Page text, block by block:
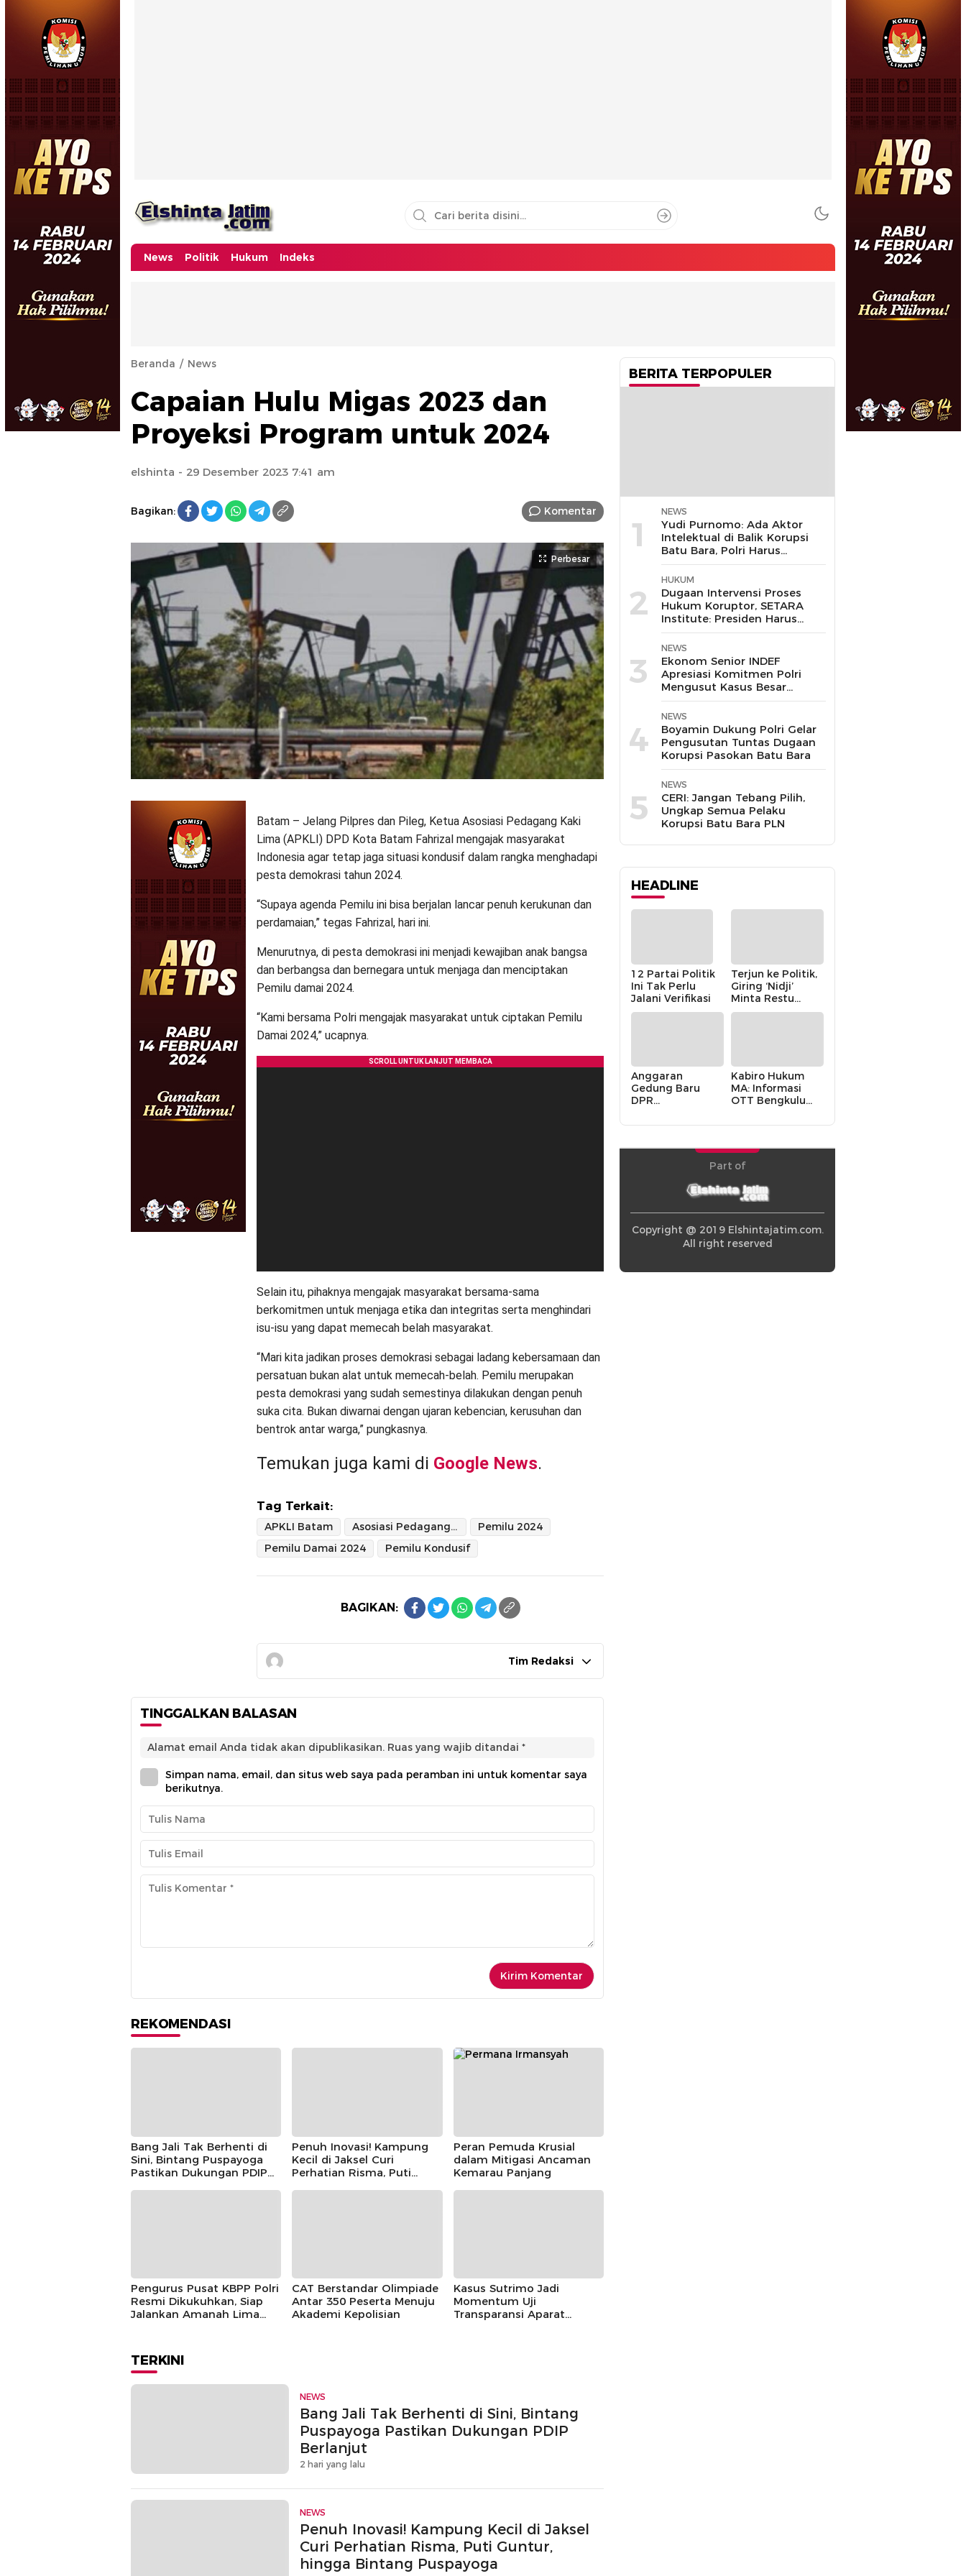
News Politik Hukum Indeks
Beranda News
Capaian Hulu Migas 2023 dan
Proyeksi Program untuk 2024
elshinta - 29 Desember 2023 7:41 am
Bagikan: Komentar
Perbesar
Batam – Jelang Pilpres dan Pileg, Ketua Asosiasi Pedagang Kaki
Lima (APKLI) DPD Kota Batam Fahrizal mengajak masyarakat
Indonesia agar tetap jaga situasi kondusif dalam rangka menghadapi
pesta demokrasi tahun 2024.
“Supaya agenda Pemilu ini bisa berjalan lancar penuh kerukunan dan
perdamaian,” tegas Fahrizal, hari ini.
Menurutnya, di pesta demokrasi ini menjadi kewajiban anak bangsa
dan berbangsa dan bernegara untuk menjaga dan menciptakan
Pemilu damai 2024.
“Kami bersama Polri mengajak masyarakat untuk ciptakan Pemilu
Damai 2024,” ucapnya.
Selain itu, pihaknya mengajak masyarakat bersama-sama
berkomitmen untuk menjaga etika dan integritas serta menghindari
isu-isu yang dapat memecah belah masyarakat.
“Mari kita jadikan proses demokrasi sebagai ladang kebersamaan dan
persatuan bukan alat untuk memecah-belah. Pemilu merupakan
pesta demokrasi yang sudah semestinya dilakukan dengan penuh
suka cita. Bukan diwarnai dengan ujaran kebencian, kerusuhan dan
bentrok antar warga,” pungkasnya.
Temukan juga kami di Google News.
Tag Terkait:
APKLI Batam Asosiasi Pedagang Kaki Lima
Pemilu 2024
Pemilu Damai 2024
Pemilu Kondusif
BAGIKAN:
Tim Redaksi
TINGGALKAN BALASAN
Alamat email Anda tidak akan dipublikasikan. Ruas yang wajib ditandai *
Simpan nama, email, dan situs web saya pada peramban ini untuk komentar saya
berikutnya.
REKOMENDASI
Bang Jali Tak Berhenti di
Sini, Bintang Puspayoga
Pastikan Dukungan PDIP
Penuh Inovasi! Kampung
Kecil di Jaksel Curi
Perhatian Risma, Puti
Peran Pemuda Krusial
dalam Mitigasi Ancaman
Kemarau Panjang
Pengurus Pusat KBPP Polri
Resmi Dikukuhkan, Siap
Jalankan Amanah Lima
CAT Berstandar Olimpiade
Antar 350 Peserta Menuju
Akademi Kepolisian
Kasus Sutrimo Jadi
Momentum Uji
Transparansi Aparat
TERKINI
NEWS
Bang Jali Tak Berhenti di Sini, Bintang
Puspayoga Pastikan Dukungan PDIP
Berlanjut
2 hari yang lalu
NEWS
Penuh Inovasi! Kampung Kecil di Jaksel
Curi Perhatian Risma, Puti Guntur,
hingga Bintang Puspayoga
BERITA TERPOPULER
1
NEWS
Yudi Purnomo: Ada Aktor
Intelektual di Balik Korupsi
Batu Bara, Polri Harus
Bongkar
2
HUKUM
Dugaan Intervensi Proses
Hukum Koruptor, SETARA
Institute: Presiden Harus
Pastikan TNI Tak
Disalahgunakan
3
NEWS
Ekonom Senior INDEF
Apresiasi Komitmen Polri
Mengusut Kasus Besar
hingga Tuntas
4
NEWS
Boyamin Dukung Polri Gelar
Pengusutan Tuntas Dugaan
Korupsi Pasokan Batu Bara
5
NEWS
CERI: Jangan Tebang Pilih,
Ungkap Semua Pelaku
Korupsi Batu Bara PLN
HEADLINE
12 Partai Politik
Ini Tak Perlu
Jalani Verifikasi
Terjun ke Politik,
Giring ‘Nidji’
Minta Restu
Keluarga
Anggaran
Gedung Baru
DPR
Cair karena
Budi” Pemerintah
Kabiro Hukum
MA: Informasi
OTT Bengkulu
Internal MA
Part of
Copyright @ 2019 Elshintajatim.com.
All right reserved